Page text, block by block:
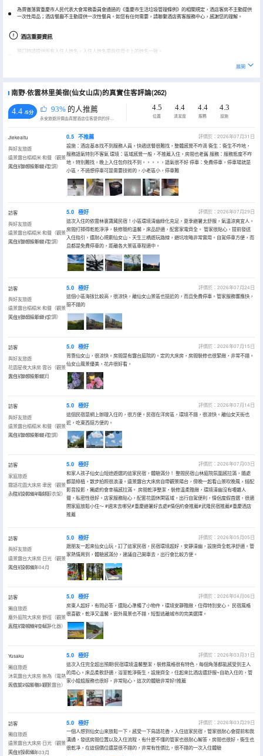
為貫徹落實重慶市人民代表大會常務委員會通過的《重慶市生活垃圾管理條例》的相關規定，酒店客房不主動提供
一次性用品；酒店餐廳不主動提供一次性餐具。如您有任何需要，請聯繫酒店賓客服務中心，感謝您的理解。
酒店重要資訊
預訂時請提供所有入住人姓名，入住人姓名需與信用卡上的姓名一致。
實際入住人與預訂時信息需保持一致。
客房如用於婚慶/派對/聚會/商業拍攝等用途，詳情可提前諮詢酒店，多有不便敬請諒解。
展開
南野·依雲林里美宿(仙女山店)的真實住客評論(262)
4.4 /5分 93% 的人推薦
永安旅遊評價由真實酒店住客提供的評價。
4.5
位置
4.4
清潔度
4.4
服務
4.3
設施
Jiekeaitu
與好友旅遊
遠景露台榻榻米·和聲（觀景
陽台+聯想投影儀+空調）
入住於2026年07月
0.5 不推薦
評價於：2026年07月31日
設施：酒店基本找不到服務人員，快遞送餐很難找，整體感覺不咋滴 衞生：衞生不咋地，
服務語氣特別不客氣 環境：區域感覺一般，不推薦入住，房間也老舊 服務：服務態度不咋
地，特別難找，晚上入住包你找不到。。。。，語氣很不好 停車：免費停車，停車場就是
小區，不過想停車可是需要技術的，小老區小，停車難
訪客
與好友旅遊
遠景露台榻榻米·和聲（觀景
陽台+聯想投影儀+空調）
入住於2026年07月
5.0 極好
評價於：2026年07月29日
這次入住的依雲林裏寶藏民宿！小區環境清幽綠化充足，夏季避暑太舒服，氣温涼爽宜人。
房間打掃得乾乾淨淨，裝修簡約温馨，床品舒適，配套家電齊全。 管家很貼心，提前發送
入住指引，還耐心規劃仙女山、天生三橋遊玩路線，避坑攻略非常實用。自駕停車方便，而
且都是免費停車的，距離各大景區車程適中。
訪客
與好友旅遊
遠景露台榻榻米·和聲（觀景
陽台+聯想投影儀+空調）
入住於2026年07月
5.0 極好
評價於：2026年07月24日
這個小區海拔比較高，很涼快，離仙女山景區也挺近的，而且免費停車。管家服務響應快，
挺不錯的
訪客
與好友旅遊
花園星夜大床房·雲谷（觀景
露台+聯想投影儀）
入住於2026年07月
5.0 極好
評價於：2026年07月15日
背靠仙女山，很涼快。房間是有露台庭院的。定的大床房，房間裝修也很緊緻，非常不錯。
仙女山風景優美，花卉很好看。
訪客
與好友旅遊
遠景露台榻榻米·和聲（觀景
陽台+聯想投影儀+空調）
入住於2026年07月
5.0 極好
評價於：2026年07月14日
這個民宿是網上辦理入住的，很方便。民宿在洋房區，環境不錯，很涼快。離仙女天街也
近，吃東西挺方便的。
訪客
家庭旅遊
霧語花園大床房·聿居（觀景
小院+投影儀+電熱晾衣架）
入住於2026年06月
5.0 極好
評價於：2026年07月03日
和家人孩子仙女山短途遊選的這家民宿，體驗滿分！ 整間民宿山林庭院氛圍感拉滿，隨處
都是綠植，散步拍照很浪漫。遠景露台大床房自帶觀景陽台，傍晚一起看山景吹晚風，搭配
影音投影，獨處約會幸福感拉滿。 房間乾淨整潔，裝修温柔雅緻，環境清幽沒有嘈雜人
聲，私密性很好。店家服務貼心，配套花園休閑區域，出行自駕便利，情侶度假首選，很適
閤家庭放鬆小住～ #週末去哪兒#重慶避暑好去處#情侶約會推薦#武隆民宿推薦#重慶酒店
推薦
訪客
與好友旅遊
遠景露台大床房·日光（觀景
陽台+投影儀）
入住於2026年04月
5.0 極好
評價於：2026年05月05日
跟朋友一起來仙女山玩，訂了這家民宿，民宿環境超好，安靜清幽，設施齊全乾凈舒適。管
家熱情周到，體驗感滿分，建議自己開車去，出行會比較方便。
訪客
獨自旅遊
塵外庭院大床房·野徑（觀景
庭院+電視機+空氣凈化器）
入住於2026年04月
5.0 極好
評價於：2026年04月06日
房東人超好，有問必答，還貼心準備了小物件，環境安靜雅緻，住得特別安心。 民宿風格
很喜歡，乾淨又温馨，窗外風景也不錯，短暫逃離城市的完美選擇。
Yusaku
獨自旅遊
沐氧露台大床房·無為（電熱
晾衣架+投影儀+觀景露台）
入住於2026年03月
5.0 極好
評價於：2026年03月31日
這次入住完全超出預期!民宿環境温馨整潔，裝修風格很有特色，每個角落都能感受到主人
的用心。床品柔軟舒適，浴室乾淨衞生，設施齊全，住起來比酒店還舒服~自助入住的，管
家小姐姐服務也很好，非常貼心，這次的體驗非常好!!推薦
訪客
獨自旅遊
遠景露台大床房·日光（觀景
陽台+投影儀）
入住於2026年03月
5.0 極好
評價於：2026年03月29日
一個人想到仙女山來放鬆一下，感受一下鳥語花香，入住這家民宿，管家很耐心會提前和我
溝通，發送房間位置以及入住流程，有什麼不懂的管家也很耐心解答，房間也很好，衞生也
很乾凈，在這個價位還是很不錯的，非常有性價比，很不錯的一次入住體驗